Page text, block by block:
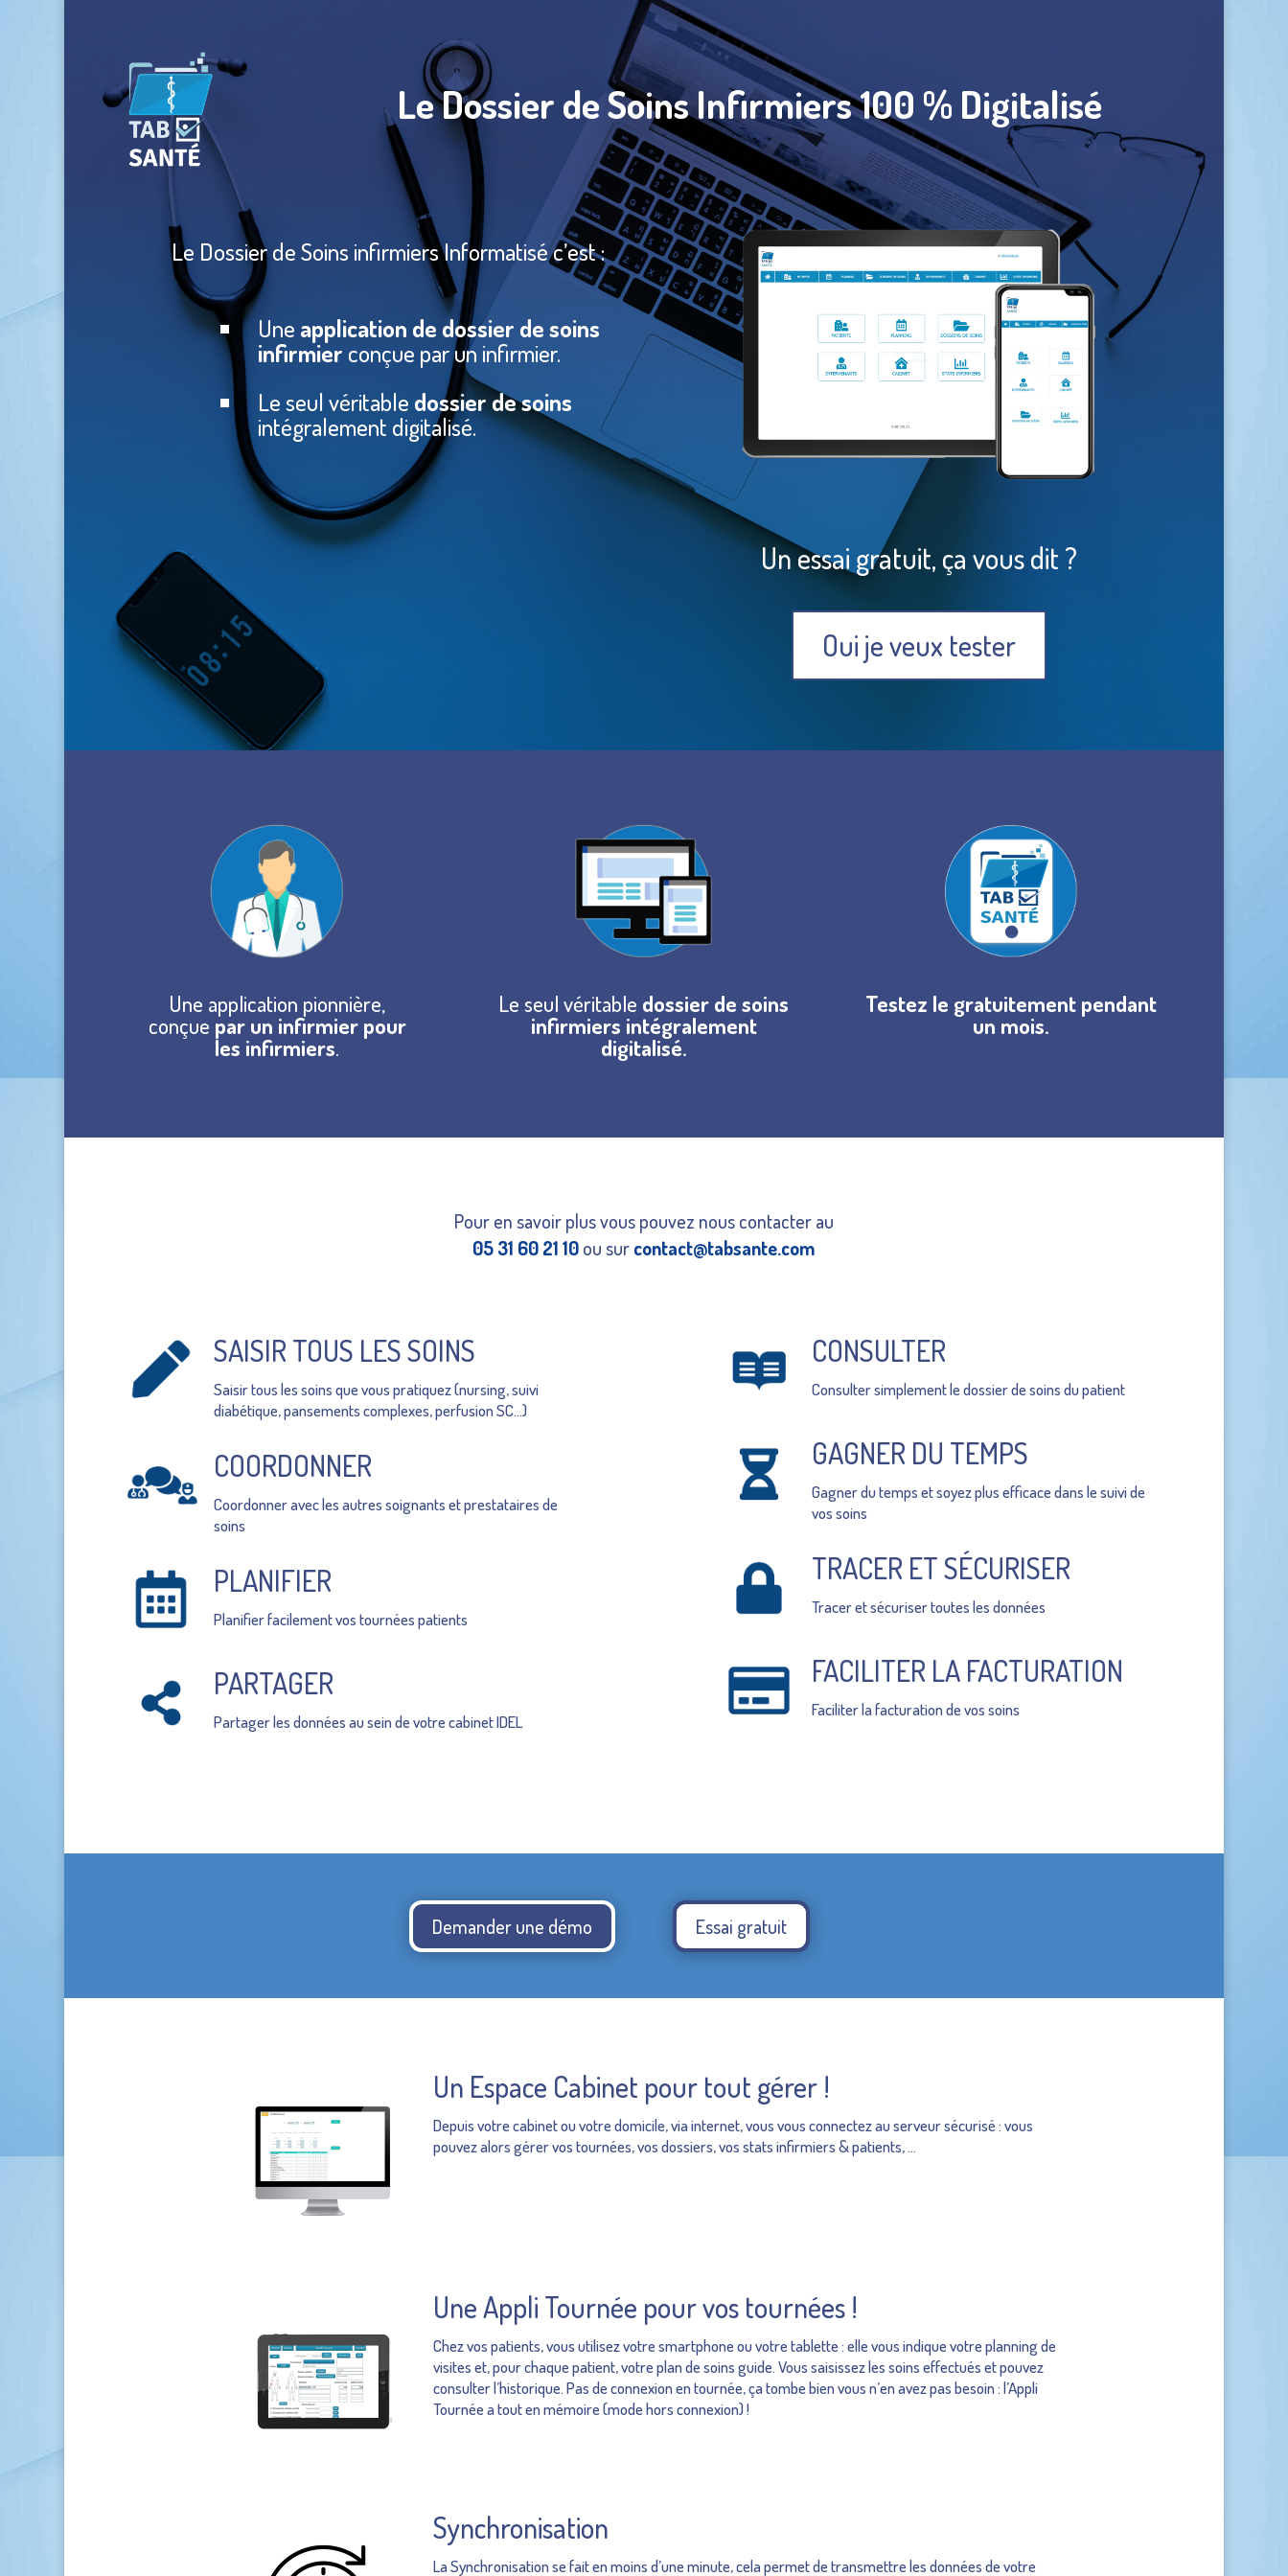
Le Dossier de Soins Infirmiers 100 % Digitalisé
Le Dossier de Soins infirmiers Informatisé c’est :
Une application de dossier de soins
infirmier conçue par un infirmier.
Le seul véritable dossier de soins
intégralement digitalisé.
Un essai gratuit, ça vous dit ?
Oui je veux tester
Une application pionnière,
conçue par un infirmier pour
les infirmiers.
Le seul véritable dossier de soins
infirmiers intégralement
digitalisé.
Testez le gratuitement pendant
un mois.
Pour en savoir plus vous pouvez nous contacter au
05 31 60 21 10ou surcontact@tabsante.com
SAISIR TOUS LES SOINS
Saisir tous les soins que vous pratiquez (nursing, suivi
diabétique, pansements complexes, perfusion SC…)
COORDONNER
Coordonner avec les autres soignants et prestataires de
soins
PLANIFIER
Planifier facilement vos tournées patients
PARTAGER
Partager les données au sein de votre cabinet IDEL
CONSULTER
Consulter simplement le dossier de soins du patient
GAGNER DU TEMPS
Gagner du temps et soyez plus efficace dans le suivi de
vos soins
TRACER ET SÉCURISER
Tracer et sécuriser toutes les données
FACILITER LA FACTURATION
Faciliter la facturation de vos soins
Demander une démo Essai gratuit
Un Espace Cabinet pour tout gérer !
Depuis votre cabinet ou votre domicile, via internet, vous vous connectez au serveur sécurisé : vous
pouvez alors gérer vos tournées, vos dossiers, vos stats infirmiers & patients, …
Une Appli Tournée pour vos tournées !
Chez vos patients, vous utilisez votre smartphone ou votre tablette : elle vous indique votre planning de
visites et, pour chaque patient, votre plan de soins guide. Vous saisissez les soins effectués et pouvez
consulter l’historique. Pas de connexion en tournée, ça tombe bien vous n’en avez pas besoin : l’Appli
Tournée a tout en mémoire (mode hors connexion) !
Synchronisation
La Synchronisation se fait en moins d’une minute, cela permet de transmettre les données de votre